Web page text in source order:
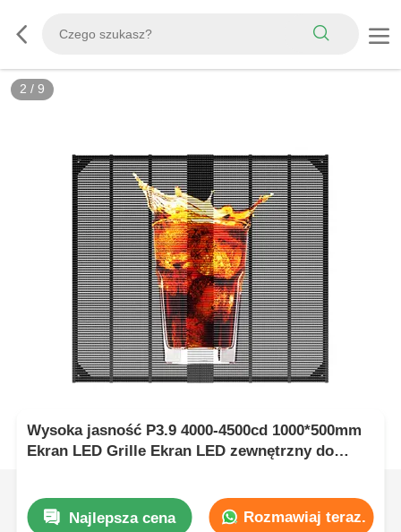
3 / 9
Wysoka jasność P3.9 4000-4500cd 1000*500mm
Ekran LED Grille Ekran LED zewnętrzny do
Najlepsza cena Rozmawiaj teraz.